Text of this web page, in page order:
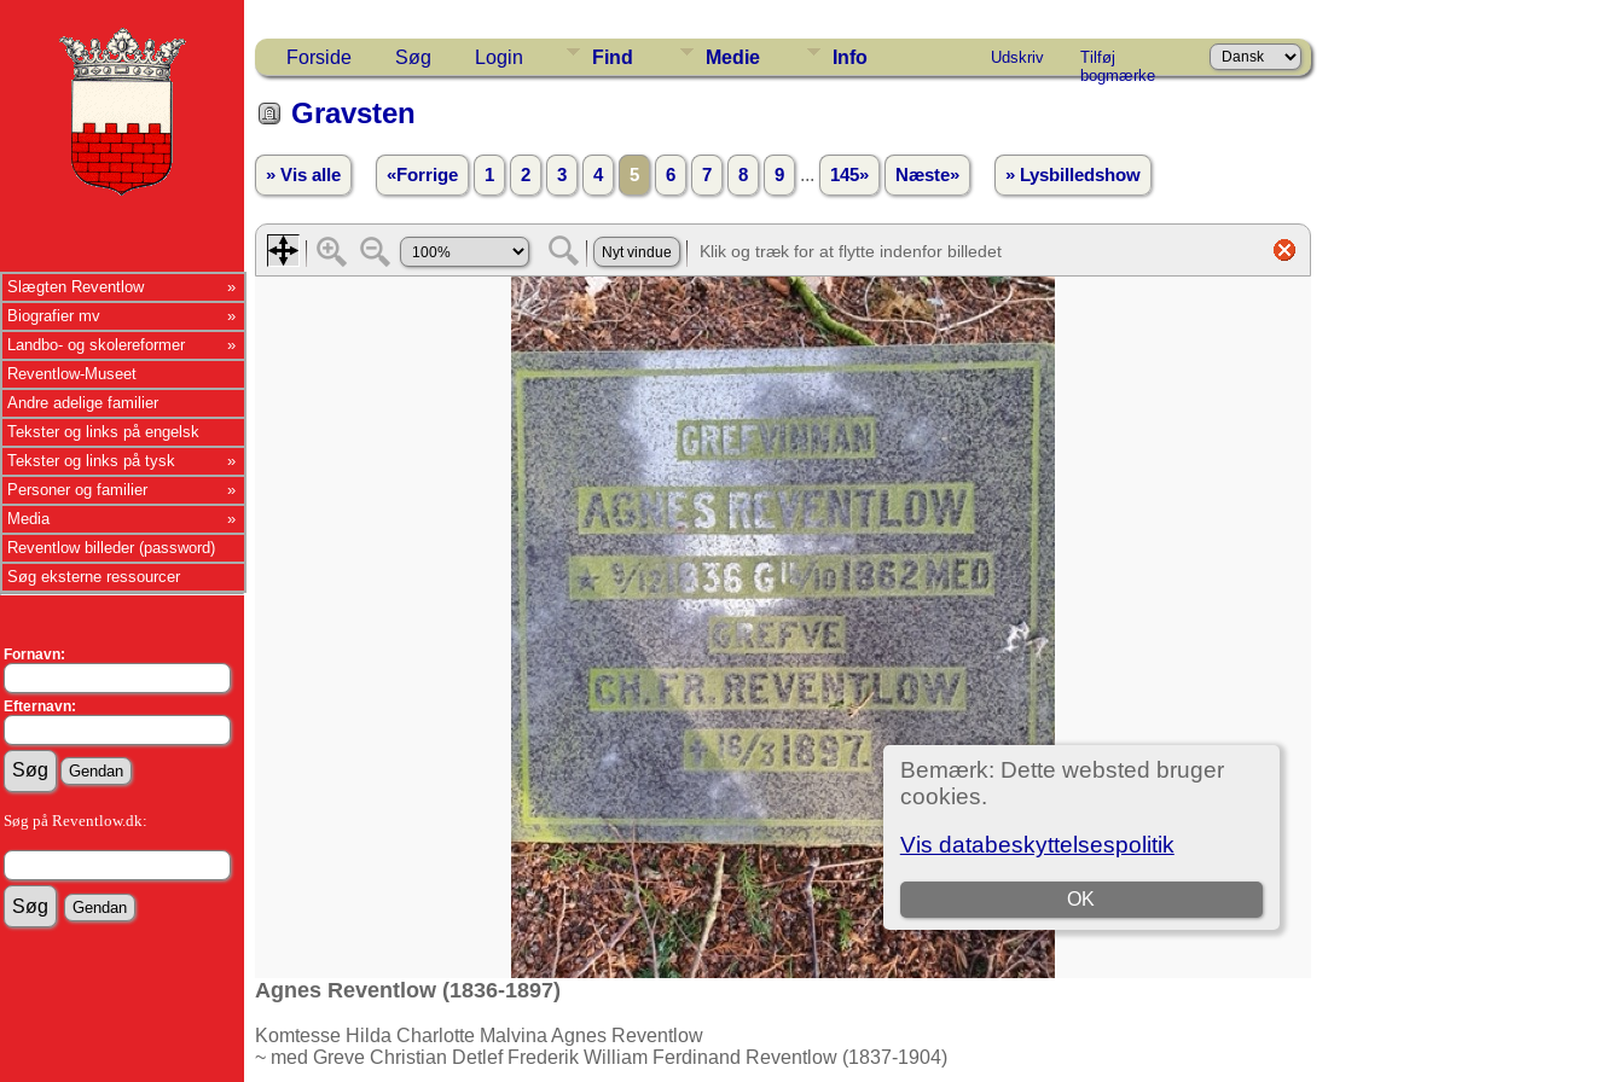
Slægten Reventlow
Biografier mv
Landbo- og skolereformer
Reventlow-Museet
Andre adelige familier
Tekster og links på engelsk
Tekster og links på tysk
Personer og familier
Media
Reventlow billeder (password)
Søg eksterne ressourcer
Fornavn:
Efternavn:
Søg på Reventlow.dk:
Forside Søg Login Find Medie Info Udskriv
Tilføj
bogmærke
Gravsten
» Vis alle «Forrige 1 2 3 4 5 6 7 8 9 ... 145» Næste» » Lysbilledshow
Agnes Reventlow (1836-1897)
Komtesse Hilda Charlotte Malvina Agnes Reventlow
~ med Greve Christian Detlef Frederik William Ferdinand Reventlow (1837-1904)